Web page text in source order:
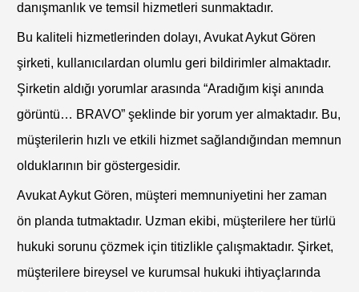
danışmanlık ve temsil hizmetleri sunmaktadır.
Bu kaliteli hizmetlerinden dolayı, Avukat Aykut Gören
şirketi, kullanıcılardan olumlu geri bildirimler almaktadır.
Şirketin aldığı yorumlar arasında “Aradığım kişi anında
görüntü… BRAVO” şeklinde bir yorum yer almaktadır. Bu,
müşterilerin hızlı ve etkili hizmet sağlandığından memnun
olduklarının bir göstergesidir.
Avukat Aykut Gören, müşteri memnuniyetini her zaman
ön planda tutmaktadır. Uzman ekibi, müşterilere her türlü
hukuki sorunu çözmek için titizlikle çalışmaktadır. Şirket,
müşterilere bireysel ve kurumsal hukuki ihtiyaçlarında